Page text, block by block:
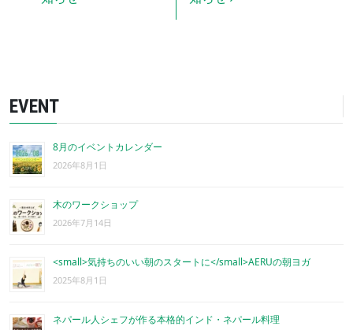
EVENT
8月のイベントカレンダー
2026年8月1日
木のワークショップ
2026年7月14日
<small>気持ちのいい朝のスタートに</small>AERUの朝ヨガ
2025年8月1日
ネパール人シェフが作る本格的インド・ネパール料理